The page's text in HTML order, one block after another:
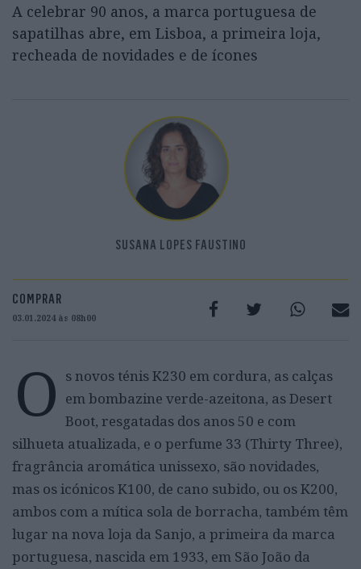
A celebrar 90 anos, a marca portuguesa de
sapatilhas abre, em Lisboa, a primeira loja,
recheada de novidades e de ícones
SUSANA LOPES FAUSTINO
COMPRAR
03.01.2024 às 08h00
O s novos ténis K230 em cordura, as calças
em bombazine verde-azeitona, as Desert
Boot, resgatadas dos anos 50 e com
silhueta atualizada, e o perfume 33 (Thirty Three),
fragrância aromática unissexo, são novidades,
mas os icónicos K100, de cano subido, ou os K200,
ambos com a mítica sola de borracha, também têm
lugar na nova loja da Sanjo, a primeira da marca
portuguesa, nascida em 1933, em São João da